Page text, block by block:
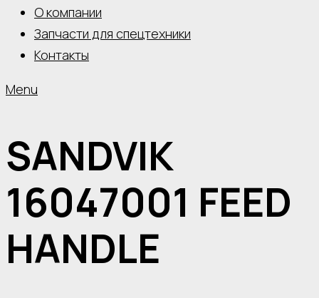
О компании
Запчасти для спецтехники
Контакты
Menu
SANDVIK
16047001 FEED
HANDLE